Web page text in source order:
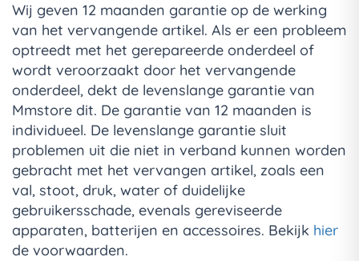
Wij geven 12 maanden garantie op de werking
van het vervangende artikel. Als er een probleem
optreedt met het gerepareerde onderdeel of
wordt veroorzaakt door het vervangende
onderdeel, dekt de levenslange garantie van
Mmstore dit. De garantie van 12 maanden is
individueel. De levenslange garantie sluit
problemen uit die niet in verband kunnen worden
gebracht met het vervangen artikel, zoals een
val, stoot, druk, water of duidelijke
gebruikersschade, evenals gereviseerde
apparaten, batterijen en accessoires. Bekijk hier
de voorwaarden.